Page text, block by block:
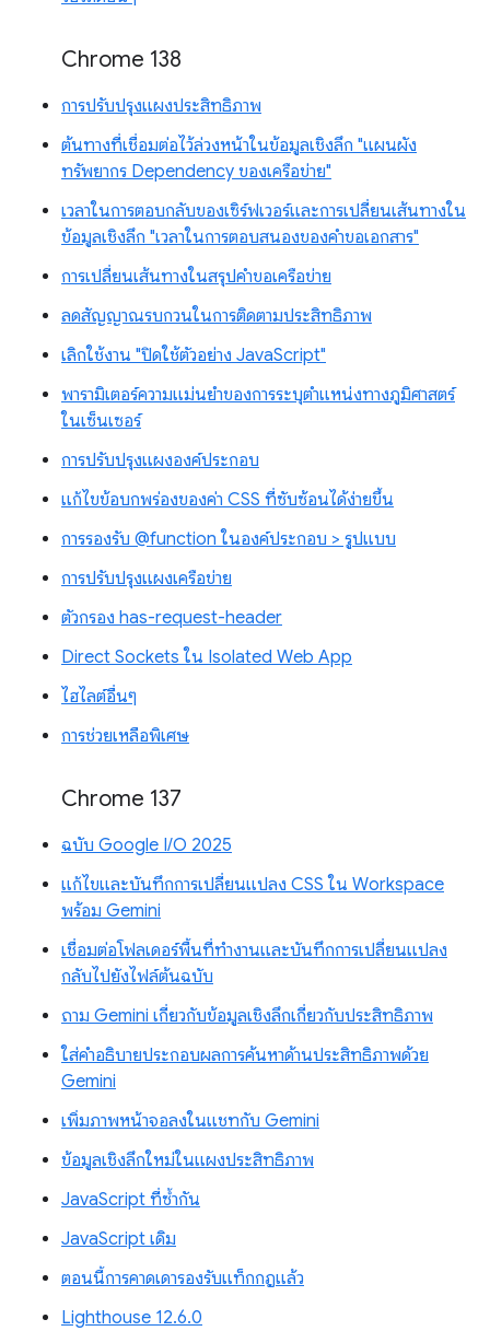
Chrome 138
การปรับปรุงแผงประสิทธิภาพ
ต้นทางที่เชื่อมต่อไว้ล่วงหน้าในข้อมูลเชิงลึก "แผนผัง
ทรัพยากร Dependency ของเครือข่าย"
เวลาในการตอบกลับของเซิร์ฟเวอร์และการเปลี่ยนเส้นทางใน
ข้อมูลเชิงลึก "เวลาในการตอบสนองของคำขอเอกสาร"
การเปลี่ยนเส้นทางในสรุปคำขอเครือข่าย
ลดสัญญาณรบกวนในการติดตามประสิทธิภาพ
เลิกใช้งาน "ปิดใช้ตัวอย่าง JavaScript"
พารามิเตอร์ความแม่นยำของการระบุตำแหน่งทางภูมิศาสตร์
ในเซ็นเซอร์
การปรับปรุงแผงองค์ประกอบ
แก้ไขข้อบกพร่องของค่า CSS ที่ซับซ้อนได้ง่ายขึ้น
การรองรับ @function ในองค์ประกอบ > รูปแบบ
การปรับปรุงแผงเครือข่าย
ตัวกรอง has-request-header
Direct Sockets ใน Isolated Web App
ไฮไลต์อื่นๆ
การช่วยเหลือพิเศษ
Chrome 137
ฉบับ Google I/O 2025
แก้ไขและบันทึกการเปลี่ยนแปลง CSS ใน Workspace
พร้อม Gemini
เชื่อมต่อโฟลเดอร์พื้นที่ทำงานและบันทึกการเปลี่ยนแปลง
กลับไปยังไฟล์ต้นฉบับ
ถาม Gemini เกี่ยวกับข้อมูลเชิงลึกเกี่ยวกับประสิทธิภาพ
ใส่คำอธิบายประกอบผลการค้นหาด้านประสิทธิภาพด้วย
Gemini
เพิ่มภาพหน้าจอลงในแชทกับ Gemini
ข้อมูลเชิงลึกใหม่ในแผงประสิทธิภาพ
JavaScript ที่ซ้ำกัน
JavaScript เดิม
ตอนนี้การคาดเดารองรับแท็กกฎแล้ว
Lighthouse 12.6.0